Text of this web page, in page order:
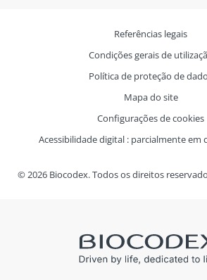
© 2026 Biocodex. Todos os direitos
Referências legais
Condições gerais de
Política de proteção de
Mapa do site
Configurações de cookies
Acessibilidade digital : parcialmente em